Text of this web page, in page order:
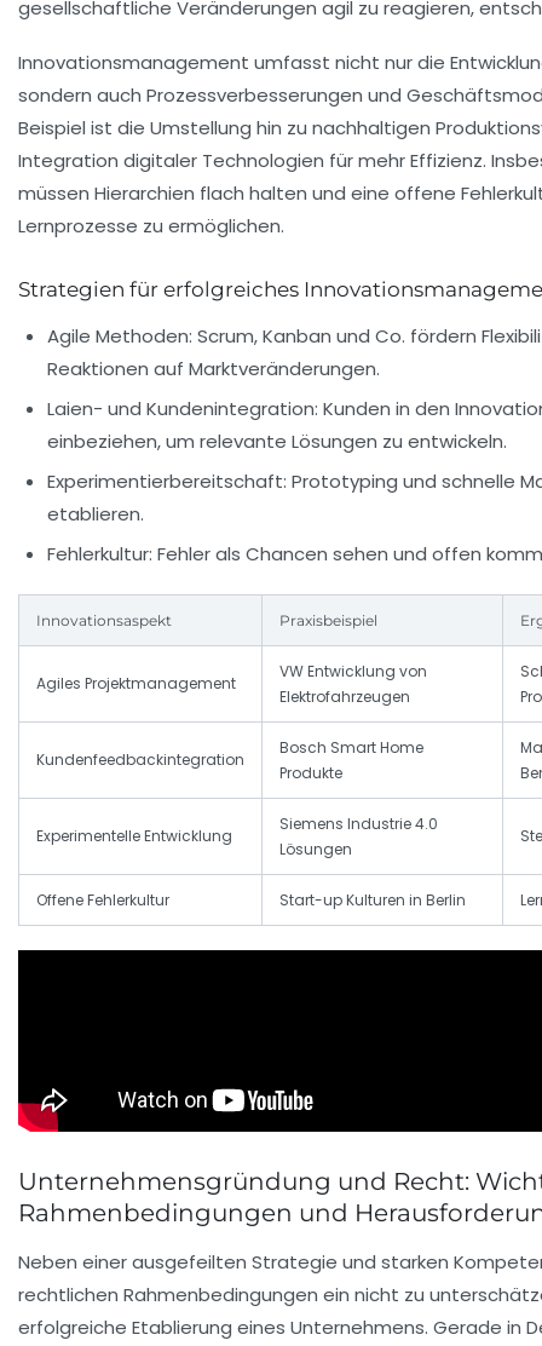
gesellschaftliche Veränderungen agil zu reagieren,
Innovationsmanagement umfasst nicht nur die
sondern auch Prozessverbesserungen und
Beispiel ist die Umstellung hin zu nachhaltigen
Integration digitaler Technologien für mehr Effizienz.
müssen Hierarchien flach halten und eine offene
Lernprozesse zu ermöglichen.
Strategien für erfolgreiches
Agile Methoden: Scrum, Kanban und Co. fördern
Reaktionen auf Marktveränderungen.
Laien- und Kundenintegration: Kunden in den
einbeziehen, um relevante Lösungen zu entwickeln.
Experimentierbereitschaft: Prototyping und schnelle
etablieren.
Fehlerkultur: Fehler als Chancen sehen und offen
Innovationsaspekt Praxisbeispiel
Agiles Projektmanagement
VW Entwicklung von
Elektrofahrzeugen
Kundenfeedbackintegration
Bosch Smart Home
Produkte
Experimentelle Entwicklung
Siemens Industrie 4.0
Lösungen
Offene Fehlerkultur Start-up Kulturen in Berlin
Unternehmensgründung und Recht:
Rahmenbedingungen und
Neben einer ausgefeilten Strategie und starken
rechtlichen Rahmenbedingungen ein nicht zu
erfolgreiche Etablierung eines Unternehmens. Gerade in